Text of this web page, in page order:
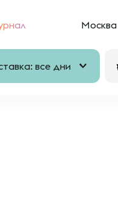
Москва
все дни